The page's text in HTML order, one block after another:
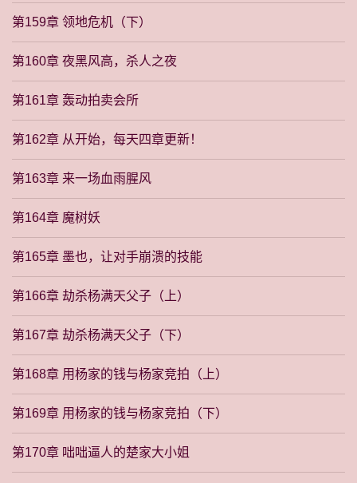
第159章 领地危机（下）
第160章 夜黑风高，杀人之夜
第161章 轰动拍卖会所
第162章 从开始，每天四章更新！
第163章 来一场血雨腥风
第164章 魔树妖
第165章 墨也，让对手崩溃的技能
第166章 劫杀杨满天父子（上）
第167章 劫杀杨满天父子（下）
第168章 用杨家的钱与杨家竞拍（上）
第169章 用杨家的钱与杨家竞拍（下）
第170章 咄咄逼人的楚家大小姐